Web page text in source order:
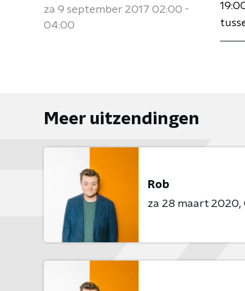
za 9 september 2017 02:00 -
04:00
Meer uitzendingen
Rob
za 28 maart 2020